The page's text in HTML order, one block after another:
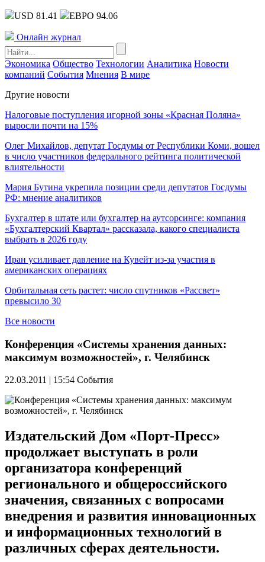
USD 81.41 ЕВРО 94.06
Онлайн журнал
Экономика Общество Технологии Аналитика Новости
компаний События Мнения В мире
Другие новости
Налоговые поступления игорной зоны «Красная Поляна»
выросли почти на 15%
Олег Михайлов, депутат Госдумы от Республики Коми, вошел
в число участников федерального рейтинга политической
влиятельности
Мария Бутина укрепила позиции среди депутатов Госдумы
РФ: мнение аналитиков
Бухгалтер в штате или бухгалтер на аутсорсинге: компания
«Бухгалтерский Квартал» рассказала, какого специалиста
выбрать в 2026 году
Иран усиливает давление на Кувейт из-за участия в
американских операциях
Орбитальная сеть растет: число спутников «Рассвет»
превысило 30
Все новости
Конференция «Системы хранения данных:
максимум возможностей», г. Челябинск
22.03.2011 | 15:54 События
Издательский Дом «Порт-Пресс»
продолжает выступать в роли
организатора конференций
регионального и общероссийского
значения, связанных с вопросами
внедрения и развития инновационных
и информационных технологий в
различных сферах деятельности.